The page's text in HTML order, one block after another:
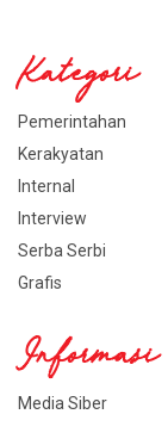
Kategori
Pemerintahan
Kerakyatan
Internal
Interview
Serba Serbi
Grafis
Informasi
Media Siber